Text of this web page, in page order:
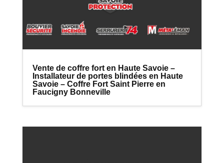
Vente de coffre fort en Haute Savoie –
Installateur de portes blindées en Haute
Savoie – Coffre Fort Saint Pierre en
Faucigny Bonneville